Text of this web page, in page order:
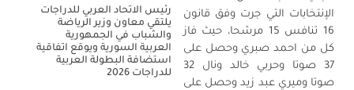
الإنتخابات التي جرت وفق قانون
16 تنافس 15 مرشحا، حيث فاز
كل من احمد صبري وحصل على
37 صوتا وحربي خالد ونال 32
صوتا وميري عبد زيد وحصل على
رئيس الاتحاد العربي للدراجات
يلتقي معاون وزير الرياضة
والشباب في الجمهورية
العربية السورية ويوقع اتفاقية
استضافة البطولة العربية
للدراجات 2026